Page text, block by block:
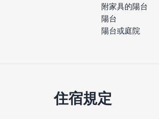
附家具的陽台
陽台
陽台或庭院
住宿規定